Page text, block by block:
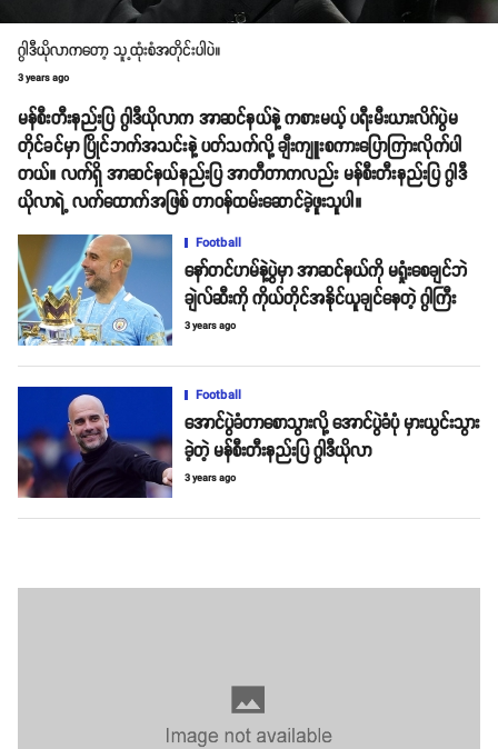
ဂွါဒီယိုလာကတော့ သူ့ထုံးစံအတိုင်းပါပဲ။
3 years ago
မန်စီးတီးနည်းပြ ဂွါဒီယိုလာက အာဆင်နယ်နဲ့ ကစားမယ့် ပရီးမီးယားလိဂ်ပွဲမ
တိုင်ခင်မှာ ပြိုင်ဘက်အသင်းနဲ့ ပတ်သက်လို့ ချီးကျူးစကားပြောကြားလိုက်ပါ
တယ်။ လက်ရှိ အာဆင်နယ်နည်းပြ အာတီတာကလည်း မန်စီးတီးနည်းပြ ဂွါဒီ
ယိုလာရဲ့ လက်ထောက်အဖြစ် တာဝန်ထမ်းဆောင်ခဲ့ဖူးသူပါ။
Football
နော်တင်ဟမ်နဲ့ပွဲမှာ အာဆင်နယ်ကို မရှုံးစေချင်ဘဲ
ချဲလ်ဆီးကို ကိုယ်တိုင်အနိုင်ယူချင်နေတဲ့ ဂွါကြီး
3 years ago
Football
အောင်ပွဲခံတာစောသွားလို့ အောင်ပွဲခံပုံ မှားယွင်းသွား
ခဲ့တဲ့ မန်စီးတီးနည်းပြ ဂွါဒီယိုလာ
3 years ago